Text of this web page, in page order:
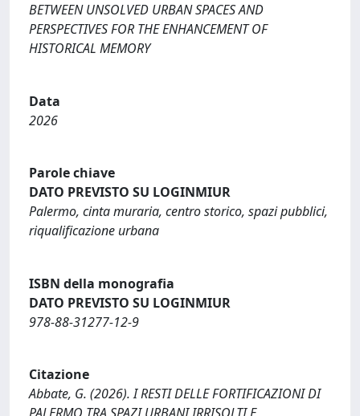
BETWEEN UNSOLVED URBAN SPACES AND
PERSPECTIVES FOR THE ENHANCEMENT OF
HISTORICAL MEMORY
Data
2026
Parole chiave
DATO PREVISTO SU LOGINMIUR
Palermo, cinta muraria, centro storico, spazi pubblici,
riqualificazione urbana
ISBN della monografia
DATO PREVISTO SU LOGINMIUR
978-88-31277-12-9
Citazione
Abbate, G. (2026). I RESTI DELLE FORTIFICAZIONI DI